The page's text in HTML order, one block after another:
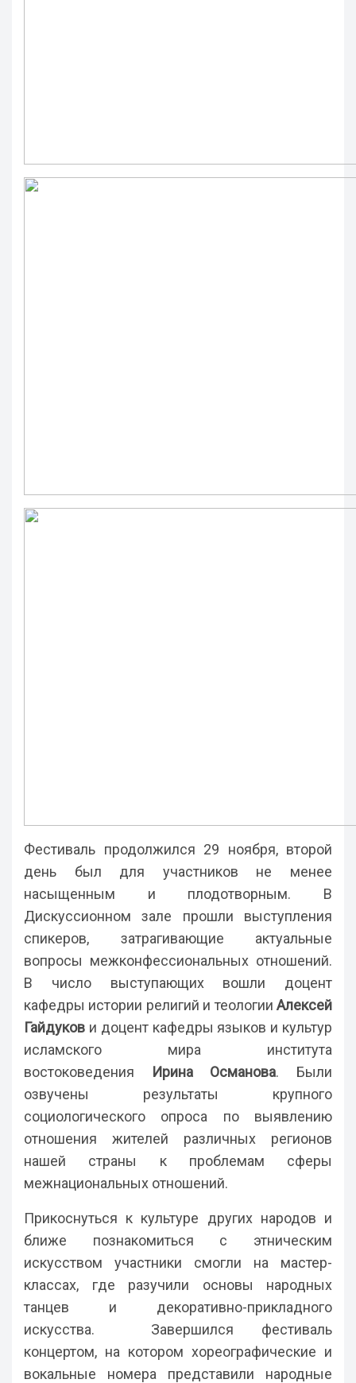
Фестиваль продолжился 29 ноября, второй
день был для участников не менее
насыщенным и плодотворным. В
Дискуссионном зале прошли выступления
спикеров, затрагивающие актуальные
вопросы межконфессиональных отношений.
В число выступающих вошли доцент
кафедры истории религий и теологии Алексей
Гайдуков и доцент кафедры языков и культур
исламского мира института
востоковедения
Ирина Османова. Были
озвучены результаты крупного
социологического опроса по выявлению
отношения жителей различных регионов
нашей страны к проблемам сферы
межнациональных отношений.
Прикоснуться к культуре других народов и
ближе познакомиться с этническим
искусством участники смогли на мастер-
классах, где разучили основы народных
танцев и декоративно-прикладного
искусства. Завершился фестиваль
концертом, на котором хореографические и
вокальные номера представили народные